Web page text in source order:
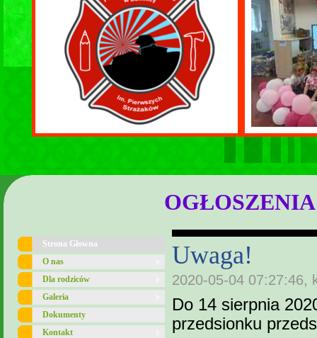
Strona Głowna
O nas
Dla rodziców
Galeria
Dokumenty
Kontakt
Uwaga!
2020-05-04 07:27:46,
Do 14 sierpnia
przedsionku